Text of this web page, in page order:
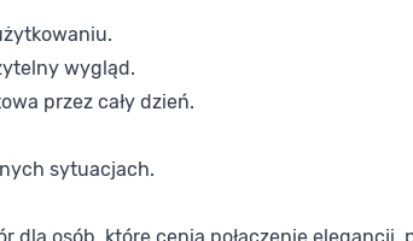
wygląd.
przez cały dzień.
sytuacjach.